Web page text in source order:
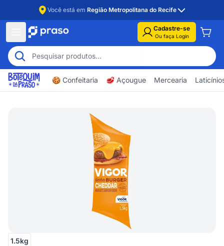
Você está em Região Metropolitana do Recife
Cadastre-se
Ou faça Login
🍪 Confeitaria 🥩 Açougue Mercearia
1.5kg